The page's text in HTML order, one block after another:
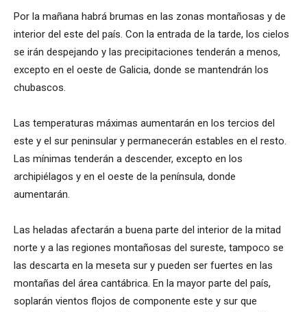
Por la mañana habrá brumas en las zonas montañosas y de
interior del este del país. Con la entrada de la tarde, los cielos
se irán despejando y las precipitaciones tenderán a menos,
excepto en el oeste de Galicia, donde se mantendrán los
chubascos.
Las temperaturas máximas aumentarán en los tercios del
este y el sur peninsular y permanecerán estables en el resto.
Las mínimas tenderán a descender, excepto en los
archipiélagos y en el oeste de la península, donde
aumentarán.
Las heladas afectarán a buena parte del interior de la mitad
norte y a las regiones montañosas del sureste, tampoco se
las descarta en la meseta sur y pueden ser fuertes en las
montañas del área cantábrica. En la mayor parte del país,
soplarán vientos flojos de componente este y sur que